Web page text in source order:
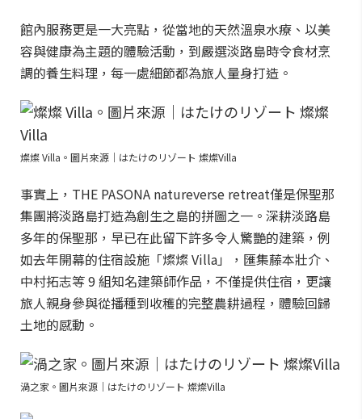
館內服務更是一大亮點，從當地的天然溫泉水療、以美
容與健康為主題的體驗活動，到嚴選淡路島時令食材烹
調的養生料理，每一處細節都為旅人量身打造。
燦燦 Villa。圖片來源｜はたけのリゾート 燦燦Villa
事實上，THE PASONA natureverse retreat僅是保聖那
集團將淡路島打造為創生之島的拼圖之一。深耕淡路島
多年的保聖那，早已在此留下許多令人驚艷的建築，例
如去年開幕的住宿設施「燦燦 Villa」，匯集藤本壯介、
中村拓志等 9 組知名建築師作品，不僅提供住宿，更讓
旅人親身參與從播種到收穫的完整農耕過程，體驗回歸
土地的感動。
渦之家。圖片來源｜はたけのリゾート 燦燦Villa